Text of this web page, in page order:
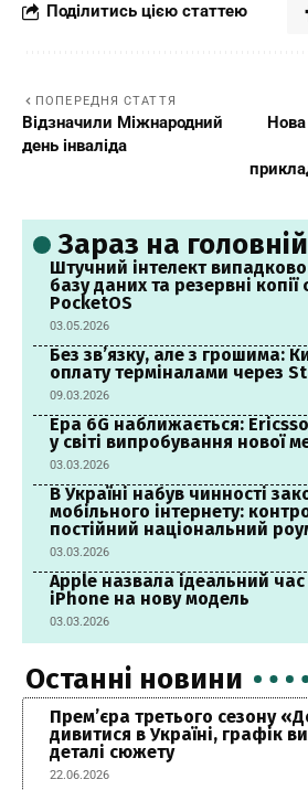
Поділитись цією статтею
ПОПЕРЕДНЯ СТАТТЯ
Відзначили Міжнародний
день інваліда
Нова
Зараз на головній
Штучний інтелект
базу даних та резервні копії
PocketOS
03.05.2026
Без зв’язку, але з грошима:
оплату терміналами через
09.03.2026
Ера 6G наближається:
у світі випробування нової
03.03.2026
В Україні набув чинності
мобільного інтернету:
постійний національний
03.03.2026
Apple назвала ідеальний час
iPhone на нову модель
03.03.2026
Останні новини
Прем’єра третього сезону
дивитися в Україні, графік
деталі сюжету
22.06.2026